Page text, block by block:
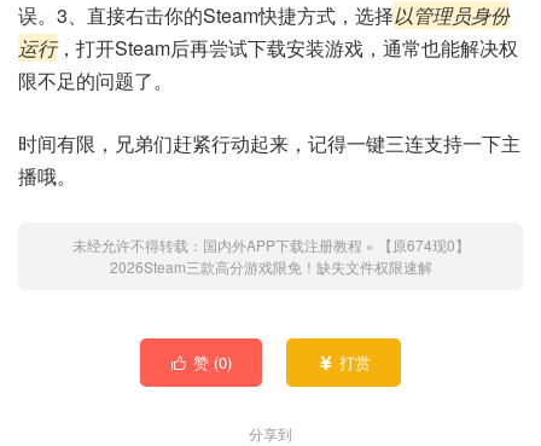
误。3、直接右击你的Steam快捷方式，选择以管理员身份
运行，打开Steam后再尝试下载安装游戏，通常也能解决权
限不足的问题了。
时间有限，兄弟们赶紧行动起来，记得一键三连支持一下主
播哦。
未经允许不得转载： 国内外APP下载注册教程 »
【原674现0】
2026Steam三款高分游戏限免！缺失文件权限速解
 赞 (0)  打赏
分享到